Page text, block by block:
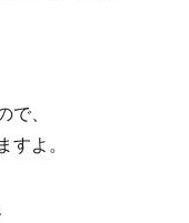
で、
すよ。